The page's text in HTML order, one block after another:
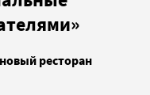
ресторан